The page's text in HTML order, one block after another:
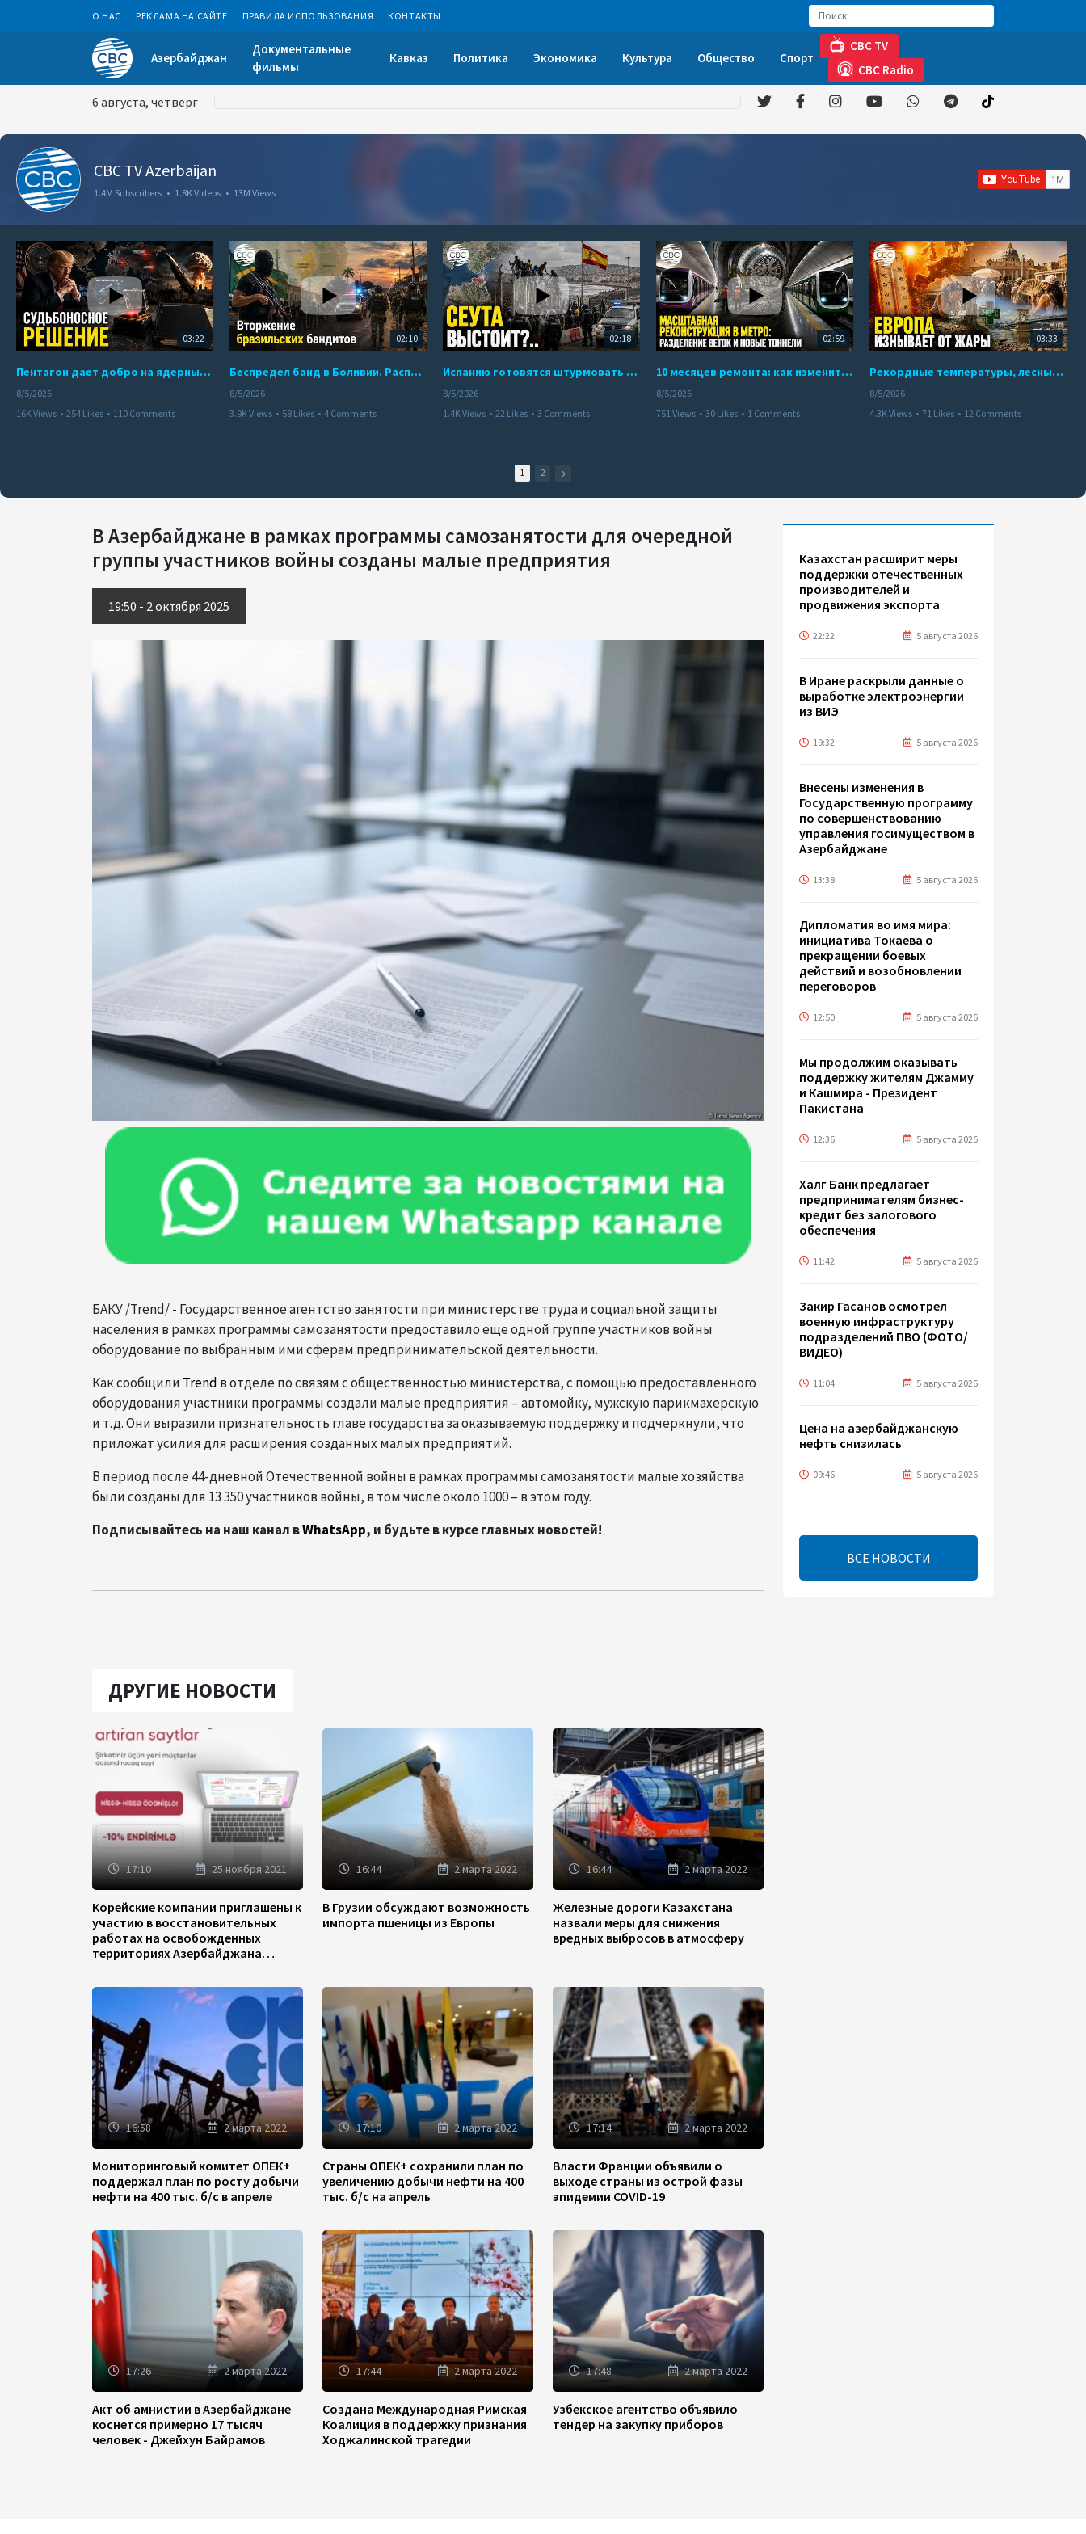
О НАС РЕКЛАМА НА САЙТЕ ПРАВИЛА ИСПОЛЬЗОВАНИЯ КОНТАКТЫ
Азербайджан
Документальные
фильмы
Кавказ Политика Экономика Культура Общество Спорт
CBC TV
CBC Radio
6 августа, четверг
CBC TV Azerbaijan
1.4M Subscribers • 1.8K Videos • 13M Views
03:22
Пентагон дает добро на ядерный удар по противникам США
8/5/2026
16K Views • 254 Likes • 110 Comments
02:10
Беспредел банд в Боливии. Расправы над наркоторговцами
8/5/2026
3.9K Views • 58 Likes • 4 Comments
02:18
Испанию готовятся штурмовать десятки тысяч марокканцев
8/5/2026
1.4K Views • 22 Likes • 3 Comments
02:59
10 месяцев ремонта: как изменится работа Бакинского метро с 15 августа
8/5/2026
751 Views • 30 Likes • 1 Comments
03:33
Рекордные температуры, лесные пожары и красный уровень опасности
8/5/2026
4.3K Views • 71 Likes • 12 Comments
1 2
В Азербайджане в рамках программы самозанятости для очередной
группы участников войны созданы малые предприятия
19:50 - 2 октября 2025
БАКУ /Trend/ - Государственное агентство занятости при министерстве труда и социальной защиты
населения в рамках программы самозанятости предоставило еще одной группе участников войны
оборудование по выбранным ими сферам предпринимательской деятельности.
Как сообщили Trend в отделе по связям с общественностью министерства, с помощью предоставленного
оборудования участники программы создали малые предприятия – автомойку, мужскую парикмахерскую
и т.д. Они выразили признательность главе государства за оказываемую поддержку и подчеркнули, что
приложат усилия для расширения созданных малых предприятий.
В период после 44-дневной Отечественной войны в рамках программы самозанятости малые хозяйства
были созданы для 13 350 участников войны, в том числе около 1000 – в этом году.
Подписывайтесь на наш канал вWhatsApp, и будьте в курсе главных новостей!
ДРУГИЕ НОВОСТИ
17:10 25 ноября 2021
Корейские компании приглашены к
участию в восстановительных
работах на освобожденных
территориях Азербайджана
16:44 2 марта 2022
В Грузии обсуждают возможность
импорта пшеницы из Европы
16:44 2 марта 2022
Железные дороги Казахстана
назвали меры для снижения
вредных выбросов в атмосферу
16:58 2 марта 2022
Мониторинговый комитет ОПЕК+
поддержал план по росту добычи
нефти на 400 тыс. б/с в апреле
17:10 2 марта 2022
Страны ОПЕК+ сохранили план по
увеличению добычи нефти на 400
тыс. б/с на апрель
17:14 2 марта 2022
Власти Франции объявили о
выходе страны из острой фазы
эпидемии COVID-19
17:26 2 марта 2022
Акт об амнистии в Азербайджане
коснется примерно 17 тысяч
человек - Джейхун Байрамов
17:44 2 марта 2022
Создана Международная Римская
Коалиция в поддержку признания
Ходжалинской трагедии
17:48 2 марта 2022
Узбекское агентство объявило
тендер на закупку приборов
Казахстан расширит меры
поддержки отечественных
производителей и
продвижения экспорта
22:22 5 августа 2026
В Иране раскрыли данные о
выработке электроэнергии
из ВИЭ
19:32 5 августа 2026
Внесены изменения в
Государственную программу
по совершенствованию
управления госимуществом в
Азербайджане
13:38 5 августа 2026
Дипломатия во имя мира:
инициатива Токаева о
прекращении боевых
действий и возобновлении
переговоров
12:50 5 августа 2026
Мы продолжим оказывать
поддержку жителям Джамму
и Кашмира - Президент
Пакистана
12:36 5 августа 2026
Халг Банк предлагает
предпринимателям бизнес-
кредит без залогового
обеспечения
11:42 5 августа 2026
Закир Гасанов осмотрел
военную инфраструктуру
подразделений ПВО (ФОТО/
ВИДЕО)
11:04 5 августа 2026
Цена на азербайджанскую
нефть cнизилась
09:46 5 августа 2026
ученый Эргун Кырлыковалы
Талеба по вопросу Рубена
Варданяна
ВСЕ НОВОСТИ